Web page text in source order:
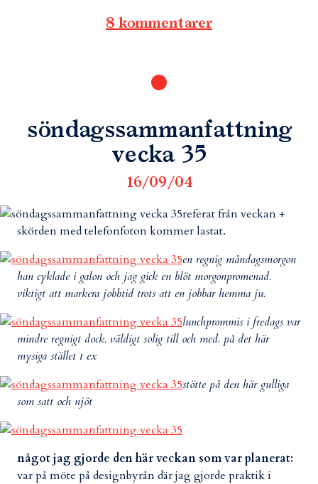
8 kommentarer
söndagssammanfattning
vecka 35
16/09/04
referat från veckan +
skörden med telefonfoton kommer lastat.
en regnig måndagsmorgon
han cyklade i galon och jag gick en blöt morgonpromenad.
viktigt att markera jobbtid trots att en jobbar hemma ju.
lunchprommis i fredags var
mindre regnigt dock. väldigt solig till och med. på det här
mysiga stället t ex
stötte på den här gulliga
som satt och njöt
något jag gjorde den här veckan som var planerat:
var på möte på designbyrån där jag gjorde praktik i